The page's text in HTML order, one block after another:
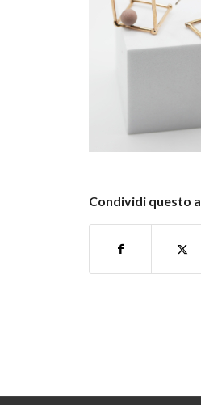
Condividi questo